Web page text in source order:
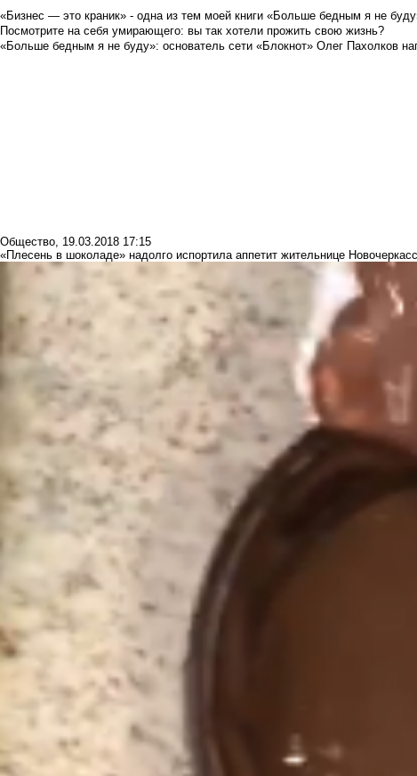
«Бизнес — это краник» - одна из тем моей книги «Больше бедным я не
Посмотрите на себя умирающего: вы так хотели прожить свою жизнь?
«Больше бедным я не буду»: основатель сети «Блокнот» Олег Пахолков
Общество, 19.03.2018 17:15
«Плесень в шоколаде» надолго испортила аппетит жительнице